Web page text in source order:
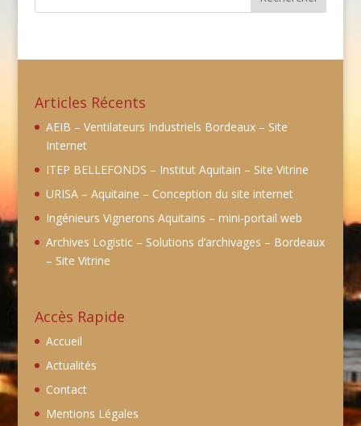
Articles Récents
AEIB – Ventilateurs Industriels Bordeaux – Site
Internet
ITEP BELLEFONDS – Institut Aquitain – Site Vitrine
URISA – Aquitaine – Conception du site internet
Ingénieurs Vignerons Aquitains – mini-portail web
Archives Logistic – Solutions d’archivages – Bordeaux
– Site Vitrine
Accès Rapide
Accueil
Actualités
Contact
Mentions Légales